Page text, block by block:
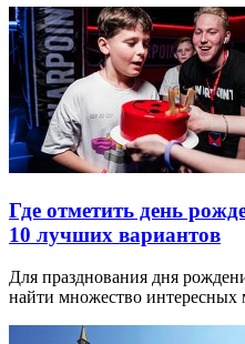
Где отметить день
10 лучших вариантов
Для празднования дня
найти множество